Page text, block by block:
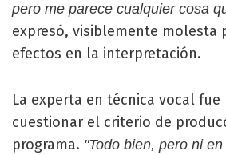
pero me parece cualquier cosa
expresó, visiblemente molesta
efectos en la interpretación.
La experta en técnica vocal
cuestionar el criterio de
programa. "Todo bien, pero ni